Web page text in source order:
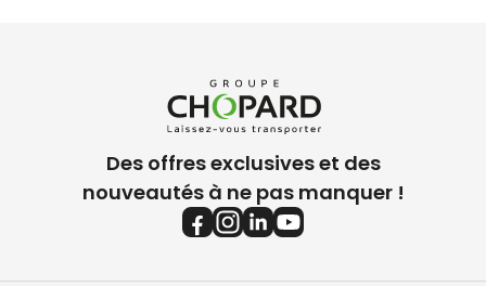
Des offres exclusives et des
nouveautés à ne pas manquer !